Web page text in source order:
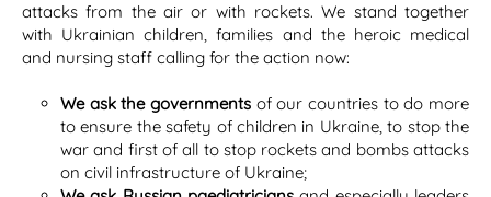
attacks from the air or with rockets. We stand together
with Ukrainian children, families and the heroic medical
and nursing staff calling for the action now:
We ask the governments of our countries to do more
to ensure the safety of children in Ukraine, to stop the
war and first of all to stop rockets and bombs attacks
on civil infrastructure of Ukraine;